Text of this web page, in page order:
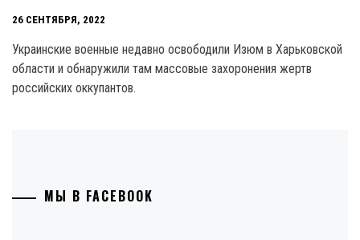
26 СЕНТЯБРЯ, 2022
Украинские военные недавно освободили Изюм в Харьковской
области и обнаружили там массовые захоронения жертв
российских оккупантов.
МЫ В FACEBOOK